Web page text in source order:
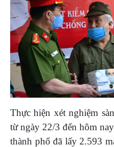
Thực hiện xét nghiệm
từ ngày 22/3 đến hôm
thành phố đã lấy 2.593